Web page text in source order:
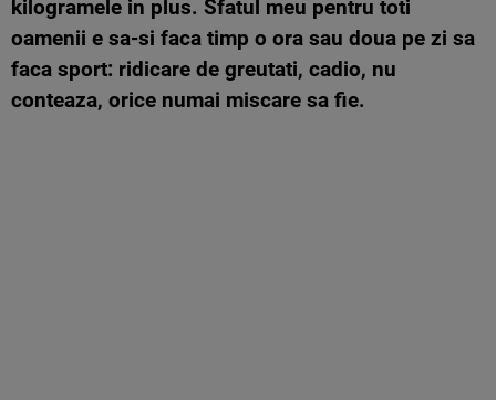
kilogramele in plus. Sfatul meu pentru toti
oamenii e sa-si faca timp o ora sau doua pe zi sa
faca sport: ridicare de greutati, cadio, nu
conteaza, orice numai miscare sa fie.